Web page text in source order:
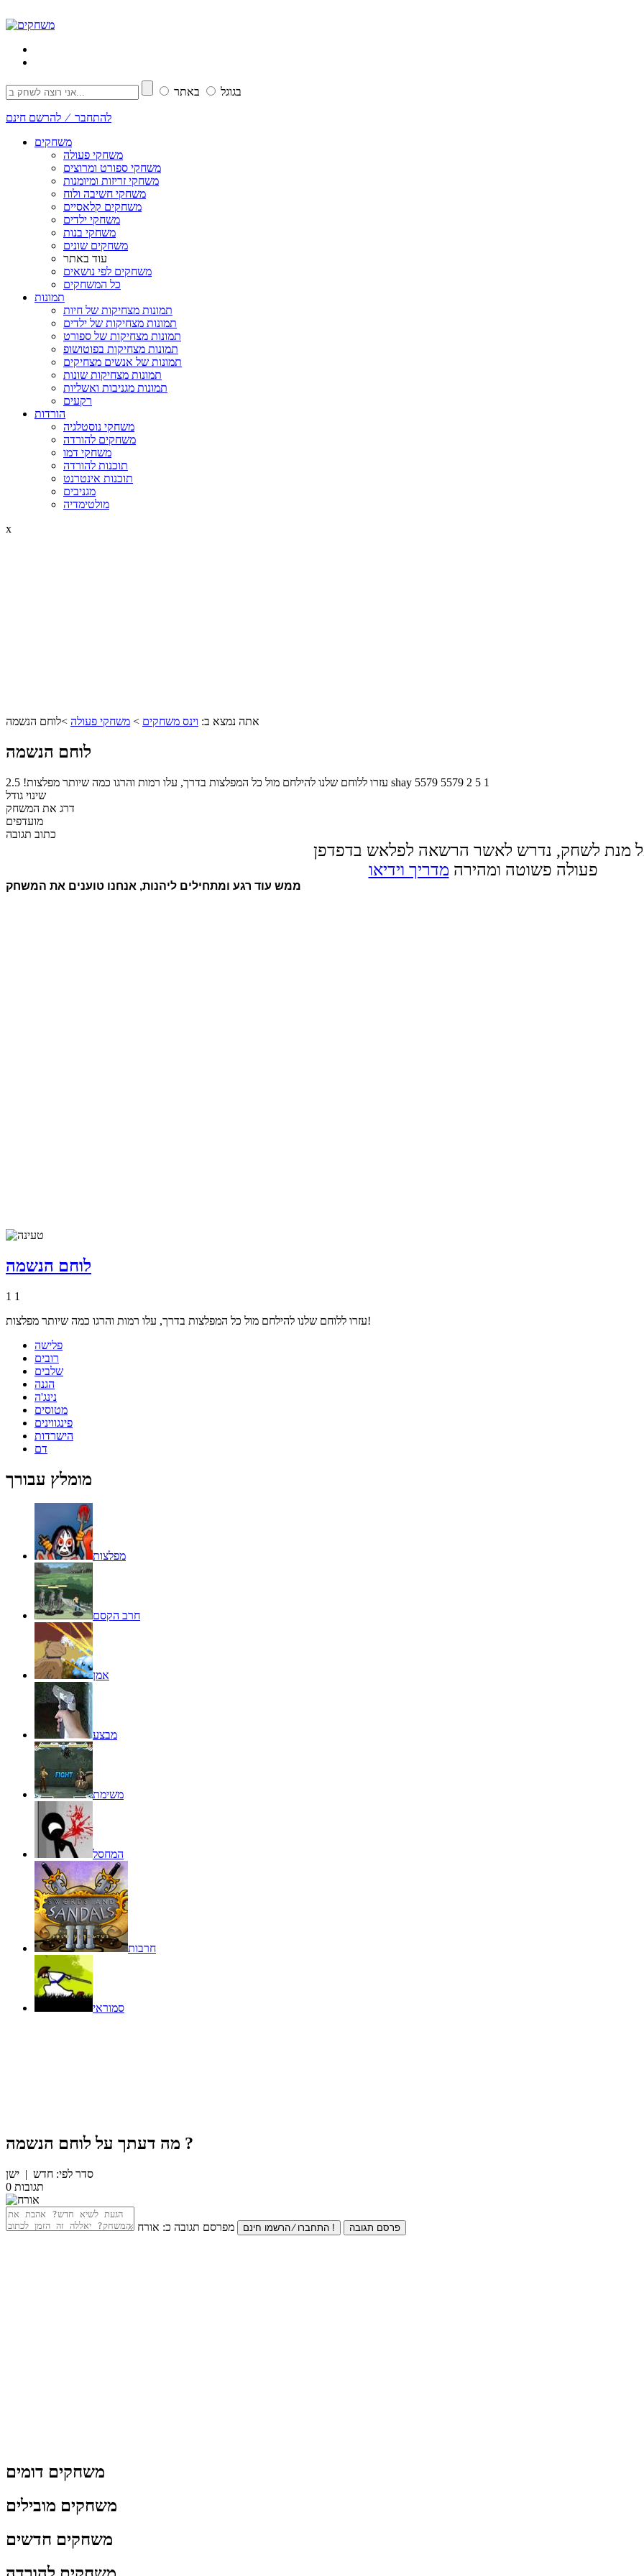
בגוגל באתר
להתחבר ⁄ להרשם חינם
משחקים
משחקי פעולה
משחקי ספורט ומרוצים
משחקי זריזות ומיומנות
משחקי חשיבה ולוח
משחקים קלאסיים
משחקי ילדים
משחקי בנות
משחקים שונים
עוד באתר
משחקים לפי נושאים
כל המשחקים
תמונות
תמונות מצחיקות של חיות
תמונות מצחיקות של ילדים
תמונות מצחיקות של ספורט
תמונות מצחיקות בפוטושופ
תמונות של אנשים מצחיקים
תמונות מצחיקות שונות
תמונות מגניבות ואשליות
רקעים
הורדות
משחקי נוסטלגיה
משחקים להורדה
משחקי דמו
תוכנות להורדה
תוכנות אינטרנט
מגניבים
מולטימדיה
x
אתה נמצא ב: וינס משחקים > משחקי פעולה >לוחם הנשמה
לוחם הנשמה
עזרו ללוחם שלנו להילחם מול כל המפלצות בדרך, עלו רמות והרגו כמה שיותר מפלצות! 2.5 shay 5579 5579 2 5 1
שינוי גודל
דרג את המשחק
מועדפים
כתוב תגובה
מנת לשחק, נדרש לאשר הרשאה לפלאש בדפדפן
פעולה פשוטה ומהירה מדריך וידיאו
ממש עוד רגע ומתחילים ליהנות, אנחנו טוענים את המשחק
לוחם הנשמה
1 1
עזרו ללוחם שלנו להילחם מול כל המפלצות בדרך, עלו רמות והרגו כמה שיותר מפלצות!
פלישה
רובים
שלבים
הגנה
נינג'ה
מטוסים
פינגווינים
הישרדות
דם
מומלץ עבורך
מפלצות
חרב הקסם
אמן
מבצע
משימת
המחסל
חרבות
סמוראי
מה דעתך על לוחם הנשמה ?
סדר לפי: חדש | ישן
0 תגובות
מפרסם תגובה כ: אורח התחברו ⁄ הרשמו חינם ! פרסם תגובה
משחקים דומים
משחקים מובילים
משחקים חדשים